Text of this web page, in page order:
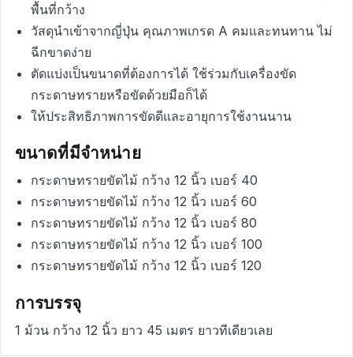
พื้นที่กว้าง
วัสดุนำเข้าจากญี่ปุ่น คุณภาพเกรด A คมและทนทาน ไม่
ฉีกขาดง่าย
ตัดแบ่งเป็นขนาดที่ต้องการได้ ใช้ร่วมกับเครื่องขัด
กระดาษทรายหรือขัดด้วยมือก็ได้
ให้ประสิทธิภาพการขัดดีและอายุการใช้งานนาน
ขนาดที่มีจำหน่าย
กระดาษทรายขัดไม้ กว้าง 12 นิ้ว เบอร์ 40
กระดาษทรายขัดไม้ กว้าง 12 นิ้ว เบอร์ 60
กระดาษทรายขัดไม้ กว้าง 12 นิ้ว เบอร์ 80
กระดาษทรายขัดไม้ กว้าง 12 นิ้ว เบอร์ 100
กระดาษทรายขัดไม้ กว้าง 12 นิ้ว เบอร์ 120
การบรรจุ
1 ม้วน กว้าง 12 นิ้ว ยาว 45 เมตร ยาวทีเดียวเลย